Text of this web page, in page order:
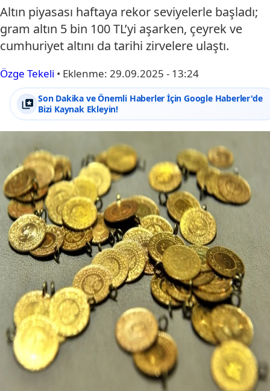
Altın piyasası haftaya rekor seviyelerle başladı;
gram altın 5 bin 100 TL’yi aşarken, çeyrek ve
cumhuriyet altını da tarihi zirvelere ulaştı.
Özge Tekeli • Eklenme: 29.09.2025 - 13:24
Son Dakika ve Önemli Haberler İçin Google Haberler'de
Bizi Kaynak Ekleyin!